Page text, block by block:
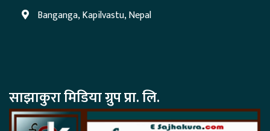
Banganga, Kapilvastu, Nepal
साझाकुरा मिडिया ग्रुप प्रा. लि.